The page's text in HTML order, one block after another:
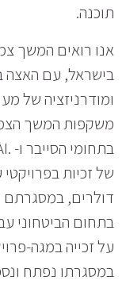
תוכנה.
אנו רואים המשך
ומודרניזציה של
משקפות המשך
של זכיות
דולרים,
בתחום הביטחוני